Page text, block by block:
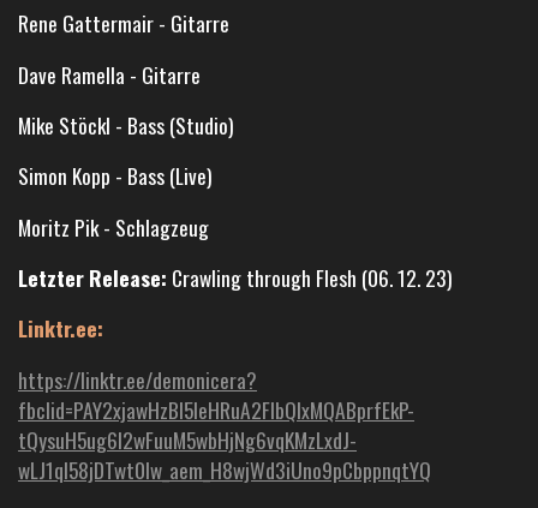
Rene Gattermair - Gitarre
Dave Ramella - Gitarre
Mike Stöckl - Bass (Studio)
Simon Kopp - Bass (Live)
Moritz Pik - Schlagzeug
Letzter Release: Crawling through Flesh (06. 12. 23)
Linktr.ee:
https://linktr.ee/demonicera?
fbclid=PAY2xjawHzBl5leHRuA2FlbQIxMQABprfEkP-
tQysuH5ug6l2wFuuM5wbHjNg6vqKMzLxdJ-
wLJ1ql58jDTwt0Iw_aem_H8wjWd3iUno9pCbppnqtYQ